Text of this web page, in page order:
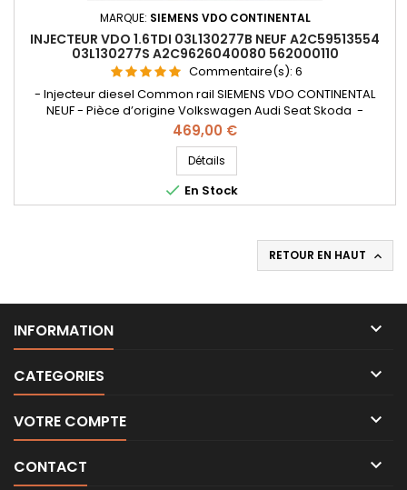
MARQUE: SIEMENS VDO CONTINENTAL
INJECTEUR VDO 1.6TDI 03L130277B NEUF A2C59513554
03L130277S A2C9626040080 562000110
Commentaire(s): 6
- Injecteur diesel Common rail SIEMENS VDO CONTINENTAL
NEUF - Pièce d’origine Volkswagen Audi Seat Skoda -
Références compatibles: A2C59513554 , 5WS40539 ,
03L130277B , 03L130277S , A2C9626040080 , 562000110 - Pour
motorisation VW , Audi , SEAT , Skoda 1.6TDI Code moteur :
CAYB , CAYC , CAYA
Prix
469,00 €
Détails
 En Stock
RETOUR EN HAUT 
INFORMATION 
CATEGORIES 
VOTRE COMPTE 
CONTACT 